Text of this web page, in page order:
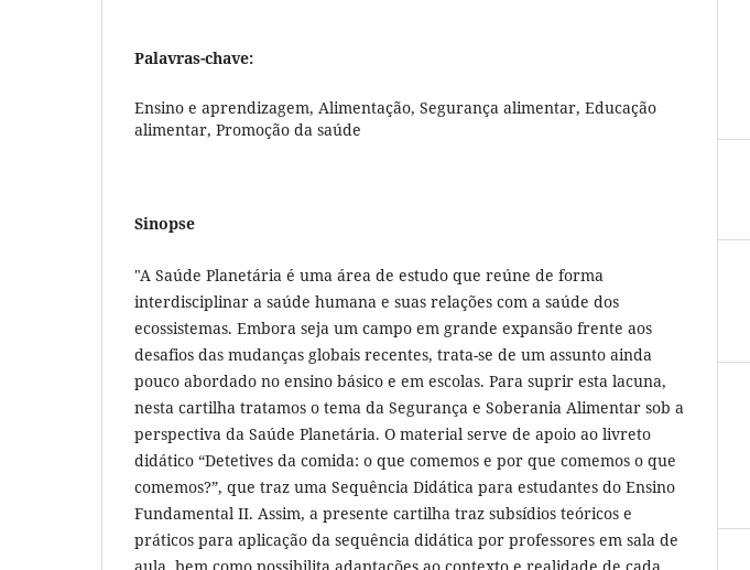
Palavras-chave:
Ensino e aprendizagem, Alimentação, Segurança alimentar, Educação
alimentar, Promoção da saúde
Sinopse
"A Saúde Planetária é uma área de estudo que reúne de forma
interdisciplinar a saúde humana e suas relações com a saúde dos
ecossistemas. Embora seja um campo em grande expansão frente aos
desafios das mudanças globais recentes, trata-se de um assunto ainda
pouco abordado no ensino básico e em escolas. Para suprir esta lacuna,
nesta cartilha tratamos o tema da Segurança e Soberania Alimentar sob a
perspectiva da Saúde Planetária. O material serve de apoio ao livreto
didático “Detetives da comida: o que comemos e por que comemos o que
comemos?”, que traz uma Sequência Didática para estudantes do Ensino
Fundamental II. Assim, a presente cartilha traz subsídios teóricos e
práticos para aplicação da sequência didática por professores em sala de